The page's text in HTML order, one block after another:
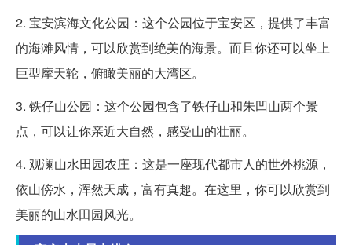
2. 宝安滨海文化公园：这个公园位于宝安区，提供了丰富
的海滩风情，可以欣赏到绝美的海景。而且你还可以坐上
巨型摩天轮，俯瞰美丽的大湾区。
3. 铁仔山公园：这个公园包含了铁仔山和朱凹山两个景
点，可以让你亲近大自然，感受山的壮丽。
4. 观澜山水田园农庄：这是一座现代都市人的世外桃源，
依山傍水，浑然天成，富有真趣。在这里，你可以欣赏到
美丽的山水田园风光。